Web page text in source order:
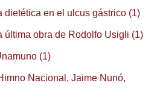
dietética en el ulcus gástrico (1)
última obra de Rodolfo Usigli (1)
(1)
Nacional, Jaime Nunó,